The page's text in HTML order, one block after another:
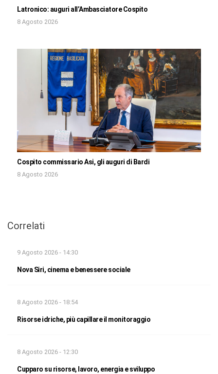
Latronico: auguri all’Ambasciatore Cospito
8 Agosto 2026
Cospito commissario Asi, gli auguri di Bardi
8 Agosto 2026
Correlati
9 Agosto 2026 - 14:30
Nova Siri, cinema e benessere sociale
8 Agosto 2026 - 18:54
Risorse idriche, più capillare il monitoraggio
8 Agosto 2026 - 12:30
Cupparo su risorse, lavoro, energia e sviluppo